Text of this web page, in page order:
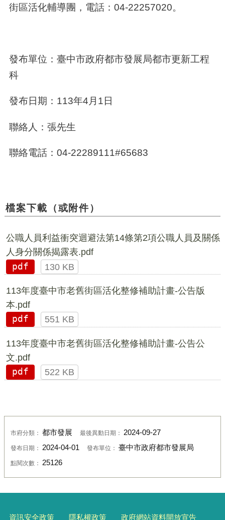
街區活化輔導團，電話： 04-22257020。
發布單位：臺中市政府都市發展局都市更新工程
科
發布日期： 113年4 月 1日
聯絡人：張先生
聯絡電話： 04-22289111#65683
檔案下載（或附件）
公職人員利益衝突迴避法第14條第2項公職人員及關係
人身分關係揭露表.pdf
pdf
130 KB
113年度臺中市老舊街區活化整修補助計畫-公告版
本.pdf
pdf
551 KB
113年度臺中市老舊街區活化整修補助計畫-公告公
文.pdf
pdf
522 KB
市府分類： 都市發展 最後異動日期： 2024-09-27
發布日期： 2024-04-01 發布單位： 臺中市政府都市發展局
點閱次數： 25126
資訊安全政策 隱私權政策 政府網站資料開放宣告